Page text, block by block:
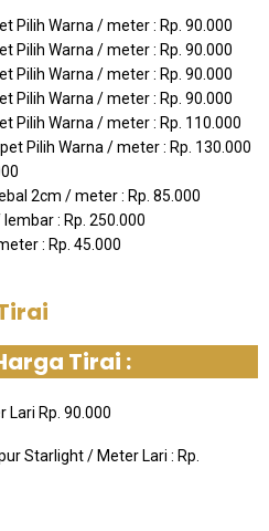
Pilih Warna / meter : Rp. 90.000
Pilih Warna / meter : Rp. 90.000
Pilih Warna / meter : Rp. 90.000
Pilih Warna / meter : Rp. 90.000
Pilih Warna / meter : Rp. 110.000
Pilih Warna / meter : Rp. 130.000
2cm / meter : Rp. 85.000
: Rp. 250.000
: Rp. 45.000
Tirai :
Rp. 90.000
Starlight / Meter Lari : Rp.